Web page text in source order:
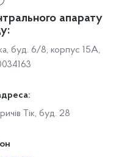
апарату
буд. 6/8, корпус 15А,
Тік, буд. 28